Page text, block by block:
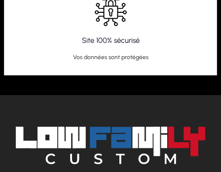
Site 100% sécurisé
Vos données sont protégées